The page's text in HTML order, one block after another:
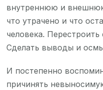
внутреннюю и
что утрачено и что
человека.
Сделать выводы и
И постепенно
причинять